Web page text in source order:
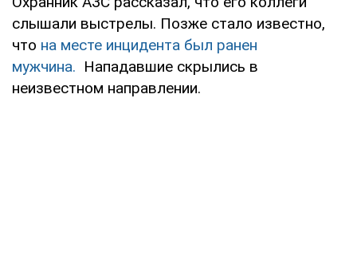
слышали выстрелы. Позже стало известно,
что на месте инцидента был ранен
мужчина. Нападавшие скрылись в
неизвестном направлении.